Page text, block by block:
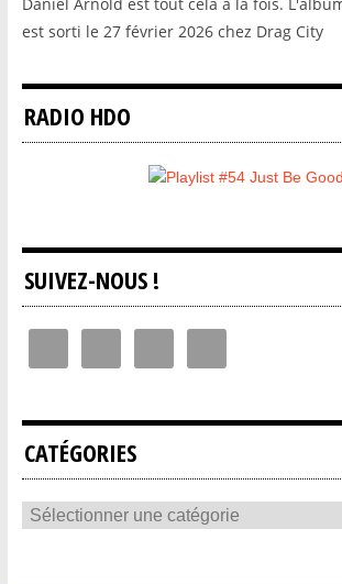
est sorti le 27 février 2026 chez Drag City
RADIO HDO
SUIVEZ-NOUS !
CATÉGORIES